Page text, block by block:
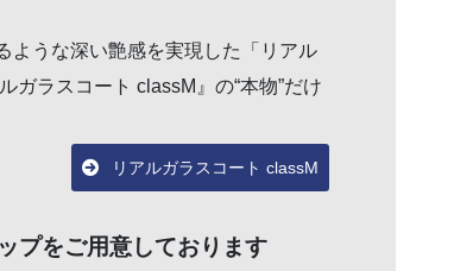
ような深い艶感を実現した「リアル
ガラスコート classM』の“本物”だけ
リアルガラスコート classM
プをご用意しております